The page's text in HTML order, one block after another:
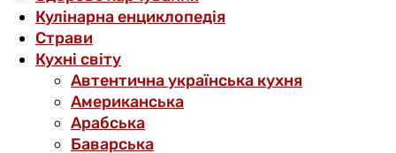
Кулінарна енциклопедія
Страви
Кухні світу
Автентична українська кухня
Американська
Арабська
Баварська